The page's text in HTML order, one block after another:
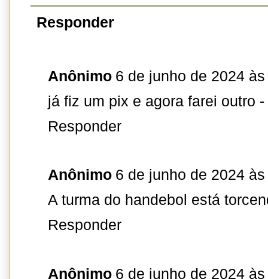
Responder
Anônimo 6 de junho de 2024
já fiz um pix e agora farei outro
Responder
Anônimo 6 de junho de 2024
A turma do handebol está
Responder
Anônimo 6 de junho de 2024 às